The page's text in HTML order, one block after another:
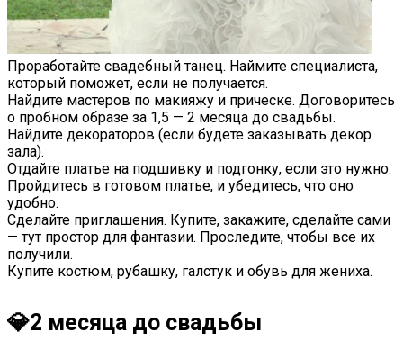
Проработайте свадебный танец. Наймите специалиста,
который поможет, если не получается.
Найдите мастеров по макияжу и прическе. Договоритесь
о пробном образе за 1,5 — 2 месяца до свадьбы.
Найдите декораторов (если будете заказывать декор
зала).
Отдайте платье на подшивку и подгонку, если это нужно.
Пройдитесь в готовом платье, и убедитесь, что оно
удобно.
Сделайте приглашения. Купите, закажите, сделайте сами
— тут простор для фантазии. Проследите, чтобы все их
получили.
Купите костюм, рубашку, галстук и обувь для жениха.
💎2 месяца до свадьбы